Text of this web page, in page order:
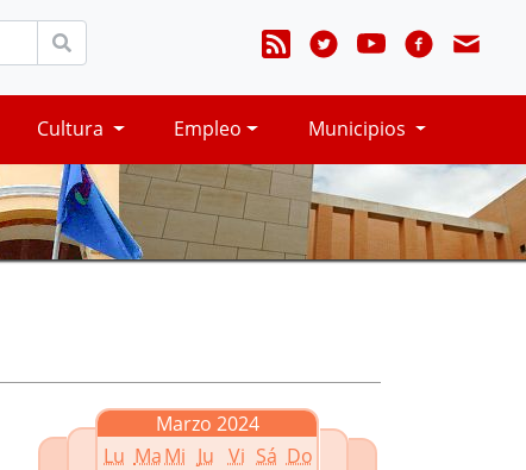
Cultura Empleo Municipios
Marzo 2024
Lu MaMi Ju Vi Sá Do